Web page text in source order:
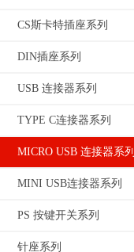
CS斯卡特插座系列
DIN插座系列
USB 连接器系列
TYPE C连接器系列
MICRO USB 连接器系列
MINI USB连接器系列
PS 按键开关系列
针座系列